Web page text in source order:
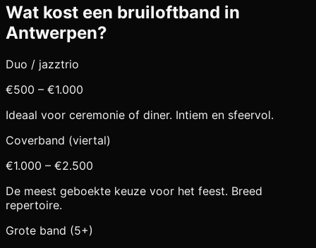
Wat kost een bruiloftband in
Antwerpen?
Duo / jazztrio
€500 – €1.000
Ideaal voor ceremonie of diner. Intiem en sfeervol.
Coverband (viertal)
€1.000 – €2.500
De meest geboekte keuze voor het feest. Breed
repertoire.
Grote band (5+)